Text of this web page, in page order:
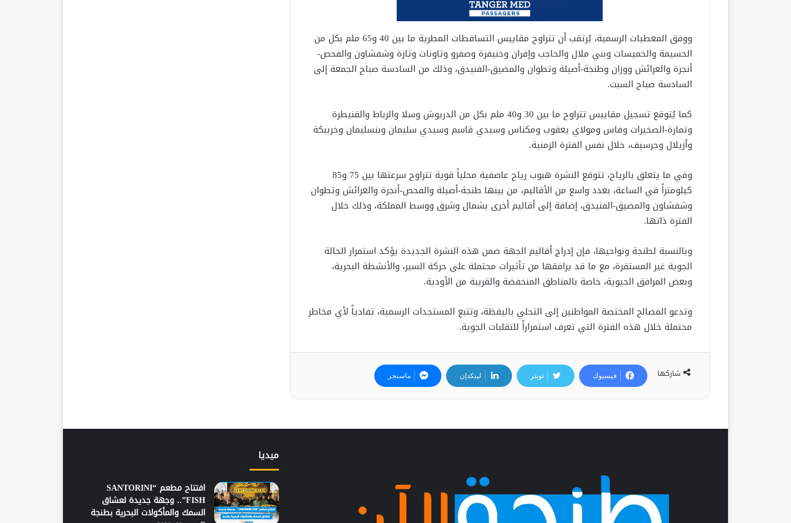
ووفق المعطيات الرسمية، يُرتقب أن تتراوح مقاييس التساقطات المطرية ما بين 40 و65 ملم بكل من
الحسيمة والخميسات وبني ملال والحاجب وإفران وخنيفرة وصفرو وتاونات وتازة وشفشاون والفحص-
أنجرة والعرائش ووزان وطنجة-أصيلة وتطوان والمضيق-الفنيدق، وذلك من السادسة صباح الجمعة إلى
السادسة صباح السبت.
كما يُتوقع تسجيل مقاييس تتراوح ما بين 30 و40 ملم بكل من الدريوش وسلا والرباط والقنيطرة
وتمارة-الصخيرات وفاس ومولاي يعقوب ومكناس وسيدي قاسم وسيدي سليمان وبنسليمان وخريبكة
وأزيلال وجرسيف، خلال نفس الفترة الزمنية.
وفي ما يتعلق بالرياح، تتوقع النشرة هبوب رياح عاصفية محلياً قوية تتراوح سرعتها بين 75 و85
كيلومتراً في الساعة، بعدد واسع من الأقاليم، من بينها طنجة-أصيلة والفحص-أنجرة والعرائش وتطوان
وشفشاون والمضيق-الفنيدق، إضافة إلى أقاليم أخرى بشمال وشرق ووسط المملكة، وذلك خلال
الفترة ذاتها.
وبالنسبة لطنجة ونواحيها، فإن إدراج أقاليم الجهة ضمن هذه النشرة الجديدة يؤكد استمرار الحالة
الجوية غير المستقرة، مع ما قد يرافقها من تأثيرات محتملة على حركة السير، والأنشطة البحرية،
وبعض المرافق الحيوية، خاصة بالمناطق المنخفضة والقريبة من الأودية.
وتدعو المصالح المختصة المواطنين إلى التحلي باليقظة، وتتبع المستجدات الرسمية، تفادياً لأي مخاطر
محتملة خلال هذه الفترة التي تعرف استمراراً للتقلبات الجوية.
شاركها فيسبوك تويتر لينكدإن ماسنجر
ميديا
افتتاح مطعم “SANTORINI
FISH”.. وجهة جديدة لعشاق
السمك والمأكولات البحرية بطنجة